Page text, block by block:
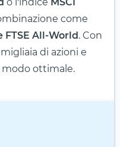
come
FTSE All-World. Con
di azioni e
modo ottimale.